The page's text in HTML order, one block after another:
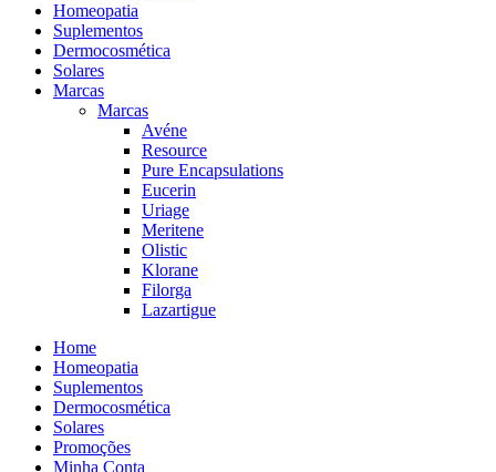
Homeopatia
Suplementos
Dermocosmética
Solares
Marcas
Marcas
Avéne
Resource
Pure Encapsulations
Eucerin
Uriage
Meritene
Olistic
Klorane
Filorga
Lazartigue
Home
Homeopatia
Suplementos
Dermocosmética
Solares
Promoções
Minha Conta